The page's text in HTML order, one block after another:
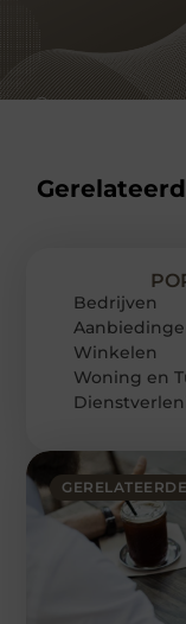
Bedrijven
Winkelen
Woning en